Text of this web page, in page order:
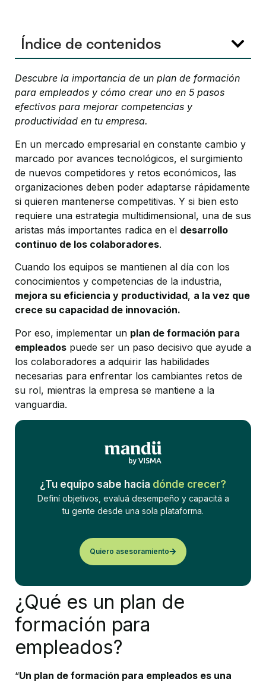
Índice de contenidos
Descubre la importancia de un plan de formación
para empleados y cómo crear uno en 5 pasos
efectivos para mejorar competencias y
productividad en tu empresa.
En un mercado empresarial en constante cambio y
marcado por avances tecnológicos, el surgimiento
de nuevos competidores y retos económicos, las
organizaciones deben poder adaptarse rápidamente
si quieren mantenerse competitivas. Y si bien esto
requiere una estrategia multidimensional, una de sus
aristas más importantes radica en el desarrollo
continuo de los colaboradores.
Cuando los equipos se mantienen al día con los
conocimientos y competencias de la industria,
mejora su eficiencia y productividad, a la vez que
crece su capacidad de innovación.
Por eso, implementar un plan de formación para
empleados puede ser un paso decisivo que ayude a
los colaboradores a adquirir las habilidades
necesarias para enfrentar los cambiantes retos de
su rol, mientras la empresa se mantiene a la
vanguardia.
¿Tu equipo sabe hacia dónde crecer?
Definí objetivos, evaluá desempeño y capacitá a
tu gente desde una sola plataforma.
Quiero asesoramiento
¿Qué es un plan de
formación para
empleados?
“Un plan de formación para empleados es una